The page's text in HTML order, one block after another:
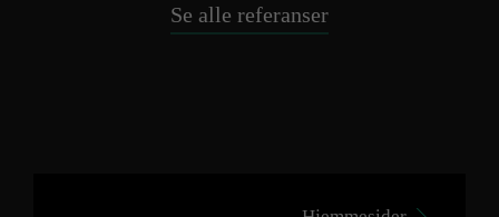
Se alle referanser